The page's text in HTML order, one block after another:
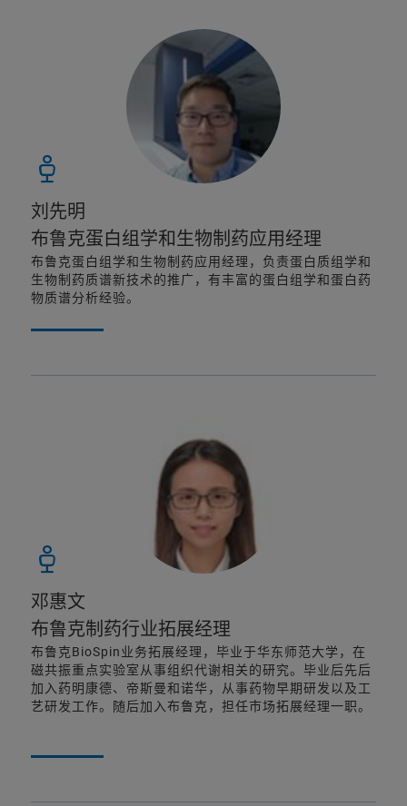
刘先明
布鲁克蛋白组学和生物制药应用经理
布鲁克蛋白组学和生物制药应用经理，负责蛋白质组学和
生物制药质谱新技术的推广，有丰富的蛋白组学和蛋白药
物质谱分析经验。
邓惠文
布鲁克制药行业拓展经理
布鲁克BioSpin业务拓展经理，毕业于华东师范大学，在
磁共振重点实验室从事组织代谢相关的研究。毕业后先后
加入药明康德、帝斯曼和诺华，从事药物早期研发以及工
艺研发工作。随后加入布鲁克，担任市场拓展经理一职。